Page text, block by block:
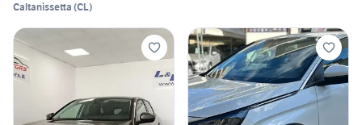
Caltanissetta (CL)